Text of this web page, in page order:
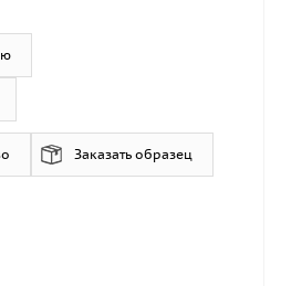
Заказать образец